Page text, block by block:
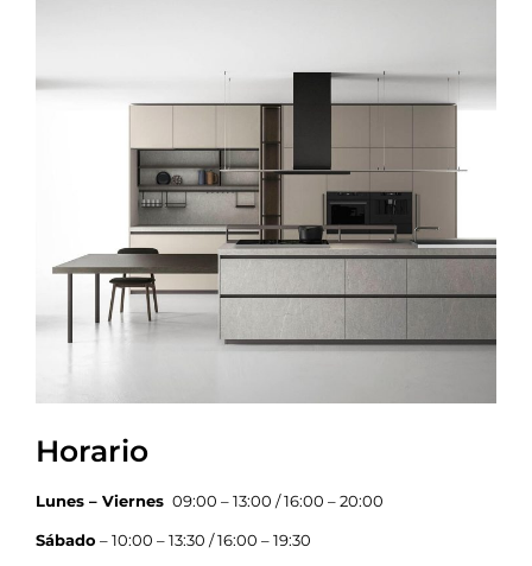
Horario
Lunes – Viernes 09:00 – 13:00 / 16:00 – 20:00
Sábado – 10:00 – 13:30 / 16:00 – 19:30